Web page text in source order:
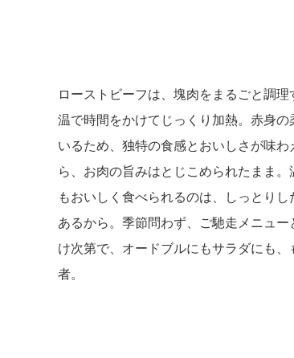
ローストビーフは、塊肉をまるごと調
温で時間をかけてじっくり加熱。赤身
いるため、独特の食感とおいしさが味
ら、お肉の旨みはとじこめられたまま
もおいしく食べられるのは、しっとり
あるから。季節問わず、ご馳走メニュ
け次第で、オードブルにもサラダにも
者。